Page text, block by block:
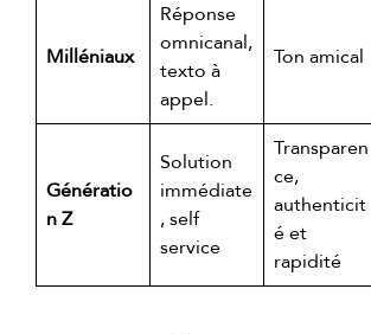
Milléniaux
Réponse
omnicanal,
texto à
appel.
Ton amical
Génératio
n Z
Solution
immédiate
, self
service
Transparen
ce,
authenticit
é et
rapidité